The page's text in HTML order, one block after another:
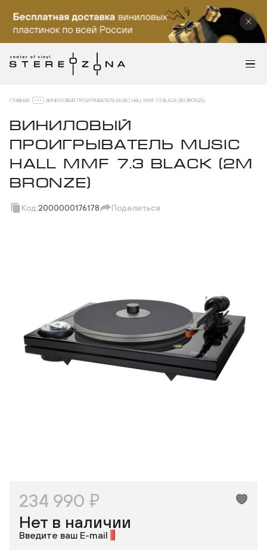
ГЛАВНАЯ ВИНИЛОВЫЙ ПРОИГРЫВАТЕЛЬ MUSIC HALL MMF 7.3 BLACK (2M BRONZE)
ВИНИЛОВЫЙ
ПРОИГРЫВАТЕЛЬ MUSIC
HALL MMF 7.3 BLACK (2M
BRONZE)
Код:2000000176178 Поделиться
Одноклассники
234 990 ₽
Нет в наличии
Введите ваш E-mail